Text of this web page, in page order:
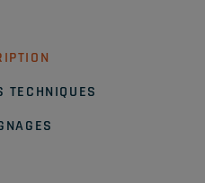
TECHNIQUES